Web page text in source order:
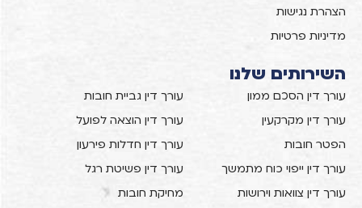
הצהרת נגישות
מדיניות פרטיות
השירותים שלנו
עורך דין הסכם ממון
עורך דין גביית חובות
עורך דין מקרקעין
עורך דין הוצאה לפועל
הפטר חובות
עורך דין חדלות פירעון
עורך דין ייפוי כוח מתמשך
עורך דין פשיטת רגל
עורך דין צוואות וירושות
מחיקת חובות